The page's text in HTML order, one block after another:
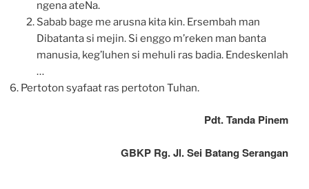
ngena ateNa.
Sabab bage me arusna kita kin. Ersembah man
Dibatanta si mejin. Si enggo m’reken man banta
manusia, keg’luhen si mehuli ras badia. Endeskenlah
…
Pertoton syafaat ras pertoton Tuhan.
Pdt. Tanda Pinem
GBKP Rg. Jl. Sei Batang Serangan